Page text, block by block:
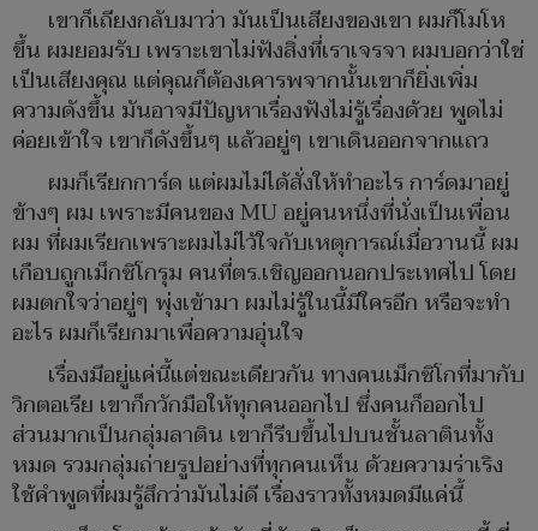
เขาก็เถียงกลับมาว่า มันเป็นเสียงของเขา ผมก็โมโห
ขึ้น ผมยอมรับ เพราะเขาไม่ฟังสิ่งที่เราเจรจา ผมบอกว่าใช่
เป็นเสียงคุณ แต่คุณก็ต้องเคารพจากนั้นเขาก็ยิ่งเพิ่ม
ความดังขึ้น มันอาจมีปัญหาเรื่องฟังไม่รู้เรื่องด้วย พูดไม่
ค่อยเข้าใจ เขาก็ดังขึ้นๆ แล้วอยู่ๆ เขาเดินออกจากแถว
ผมก็เรียกการ์ด แต่ผมไม่ได้สั่งให้ทำอะไร การ์ดมาอยู่
ข้างๆ ผม เพราะมีคนของ MU อยู่คนหนึ่งที่นั่งเป็นเพื่อน
ผม ที่ผมเรียกเพราะผมไม่ไว้ใจกับเหตุการณ์เมื่อวานนี้ ผม
เกือบถูกเม็กซิโกรุม คนที่ตร.เชิญออกนอกประเทศไป โดย
ผมตกใจว่าอยู่ๆ พุ่งเข้ามา ผมไม่รู้ในนี้มีใครอีก หรือจะทำ
อะไร ผมก็เรียกมาเพื่อความอุ่นใจ
เรื่องมีอยู่แค่นี้แต่ขณะเดียวกัน ทางคนเม็กซิโกที่มากับ
วิกตอเรีย เขาก็กวักมือให้ทุกคนออกไป ซึ่งคนก็ออกไป
ส่วนมากเป็นกลุ่มลาติน เขาก็รีบขึ้นไปบนชั้นลาตินทั้ง
หมด รวมกลุ่มถ่ายรูปอย่างที่ทุกคนเห็น ด้วยความร่าเริง
ใช้คำพูดที่ผมรู้สึกว่ามันไม่ดี เรื่องราวทั้งหมดมีแค่นี้